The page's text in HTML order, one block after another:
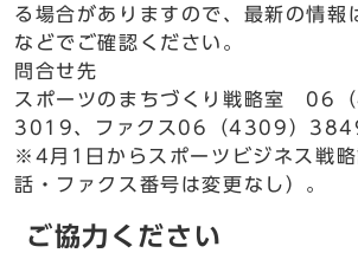
る場合がありますので、最新の情報
などでご確認ください。
問合せ先
スポーツのまちづくり戦略室 06
3019、ファクス06（4309）
※4月1日からスポーツビジネス戦略
話・ファクス番号は変更なし）。
ご協力ください